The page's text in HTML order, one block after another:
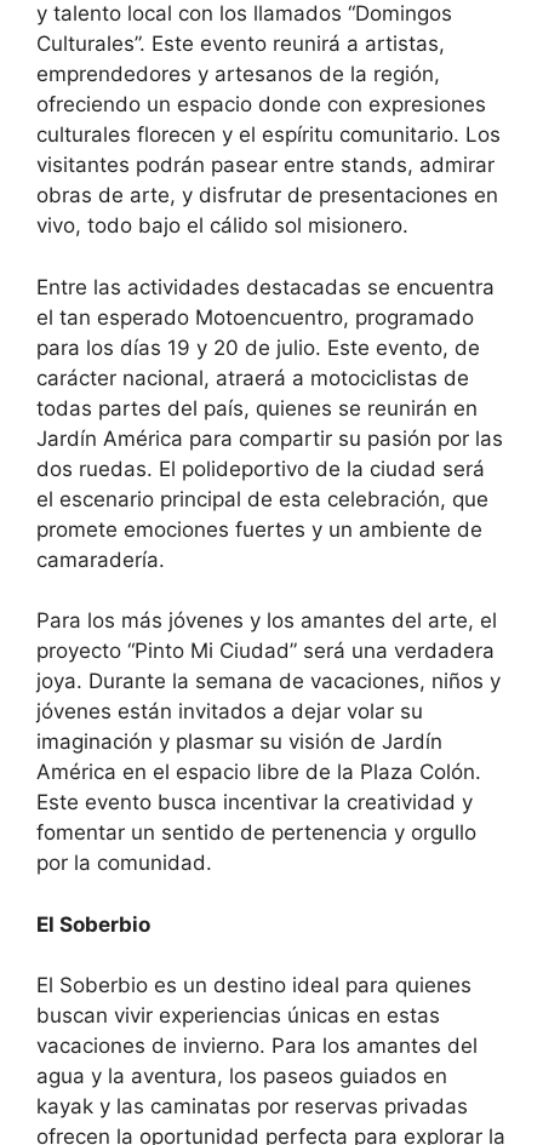
y talento local con los llamados “Domingos
Culturales”. Este evento reunirá a artistas,
emprendedores y artesanos de la región,
ofreciendo un espacio donde con expresiones
culturales florecen y el espíritu comunitario. Los
visitantes podrán pasear entre stands, admirar
obras de arte, y disfrutar de presentaciones en
vivo, todo bajo el cálido sol misionero.
Entre las actividades destacadas se encuentra
el tan esperado Motoencuentro, programado
para los días 19 y 20 de julio. Este evento, de
carácter nacional, atraerá a motociclistas de
todas partes del país, quienes se reunirán en
Jardín América para compartir su pasión por las
dos ruedas. El polideportivo de la ciudad será
el escenario principal de esta celebración, que
promete emociones fuertes y un ambiente de
camaradería.
Para los más jóvenes y los amantes del arte, el
proyecto “Pinto Mi Ciudad” será una verdadera
joya. Durante la semana de vacaciones, niños y
jóvenes están invitados a dejar volar su
imaginación y plasmar su visión de Jardín
América en el espacio libre de la Plaza Colón.
Este evento busca incentivar la creatividad y
fomentar un sentido de pertenencia y orgullo
por la comunidad.
El Soberbio
El Soberbio es un destino ideal para quienes
buscan vivir experiencias únicas en estas
vacaciones de invierno. Para los amantes del
agua y la aventura, los paseos guiados en
kayak y las caminatas por reservas privadas
ofrecen la oportunidad perfecta para explorar la